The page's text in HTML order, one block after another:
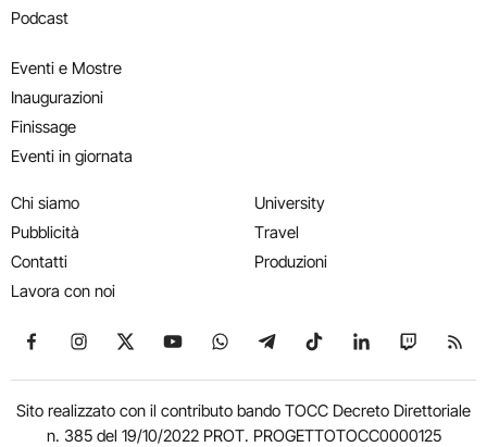
Podcast
Eventi e Mostre
Inaugurazioni
Finissage
Eventi in giornata
Chi siamo
Pubblicità
Contatti
Lavora con noi
University
Travel
Produzioni
Seguici su Facebook
Seguici su Instagram
Seguici su X
Seguici su YouTube
Seguici su WhatsApp
Seguici su Telegram
Seguici su TikTok
Seguici su
Seguici
Sito realizzato con il contributo bando TOCC Decreto Direttoriale
n. 385 del 19/10/2022 PROT. PROGETTOTOCC0000125